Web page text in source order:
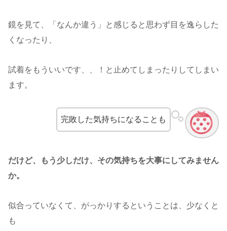
鏡を見て、「なんか違う」と感じると思わず目を逸らした
くなったり、
試着をもういいです、、！と止めてしまったりしてしまい
ます。
完敗した気持ちになることも
だけど、もう少しだけ、その気持ちを大事にしてみません
か。
似合っていなくて、がっかりするということは、少なくと
も